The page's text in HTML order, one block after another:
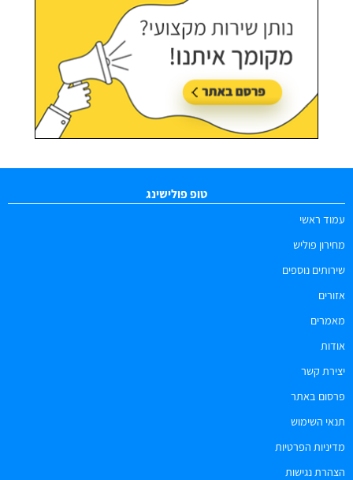
טופ פולישינג
עמוד ראשי
מחירון פוליש
שירותים נוספים
אזורים
מאמרים
אודות
יצירת קשר
פרסום באתר
תנאי השימוש
מדיניות הפרטיות
הצהרת נגישות